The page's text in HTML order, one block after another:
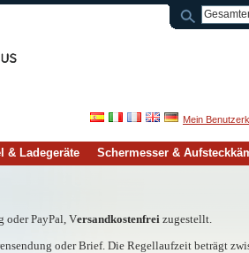
Mein
& Ladegeräte Schermesser &
oder PayPal, Versandkostenfrei zugestellt.
oder Brief. Die Regellaufzeit beträgt